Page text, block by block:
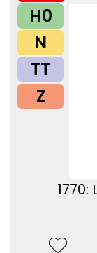
H0
N
TT
Z